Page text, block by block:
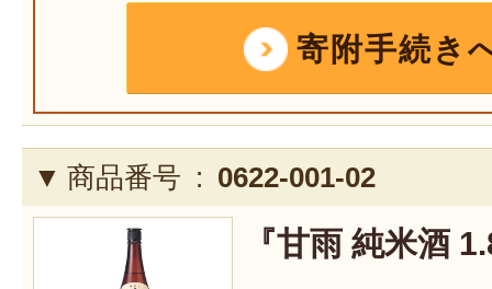
寄附手続き
商品番号 : 0622-001-02
『甘雨 純米酒